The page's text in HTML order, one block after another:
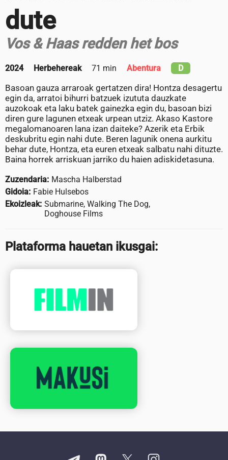
dute
Vos & Haas redden het bos
2024 Herbehereak 71 min Abentura D
Basoan gauza arraroak gertatzen dira! Hontza desagertu
egin da, arratoi bihurri batzuek izututa dauzkate
auzokoak eta laku batek gainezka egin du, basoan bizi
diren gure lagunen etxeak urpean utziz. Akaso Kastore
megalomanoaren lana izan daiteke? Azerik eta Erbik
deskubritu egin nahi dute. Beren lagunik onena aurkitu
behar dute, Hontza, eta euren etxeak salbatu nahi dituzte.
Baina horrek arriskuan jarriko du haien adiskidetasuna.
Zuzendaria: Mascha Halberstad
Gidoia: Fabie Hulsebos
Ekoizleak: Submarine, Walking The Dog,
Doghouse Films
Plataforma hauetan ikusgai: